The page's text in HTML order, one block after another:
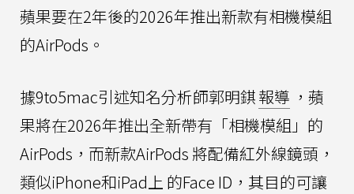
蘋果要在2年後的2026年推出新款有相機模組
的AirPods。
據9to5mac引述知名分析師郭明錤報導 ，蘋
果將在2026年推出全新帶有「相機模組」的
AirPods，而新款AirPods 將配備紅外線鏡頭，
類似iPhone和iPad上 的Face ID，其目的可讓